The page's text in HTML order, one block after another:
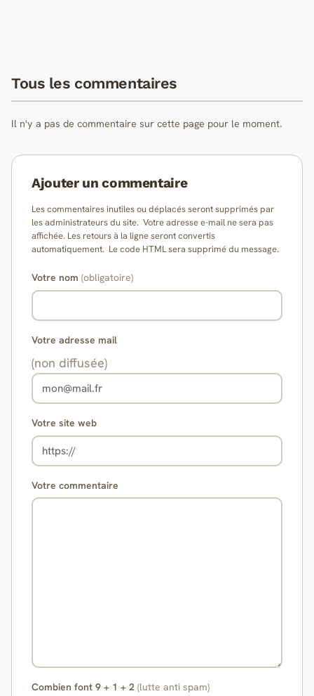
Tous les commentaires
Il n'y a pas de commentaire sur cette page pour le moment.
Ajouter un commentaire
Les commentaires inutiles ou déplacés seront supprimés par
les administrateurs du site. Votre adresse e-mail ne sera pas
affichée. Les retours à la ligne seront convertis
automatiquement. Le code HTML sera supprimé du message.
Votre nom (obligatoire)
Votre adresse mail
(non diffusée)
Votre site web
Votre commentaire
Combien font 9 + 1 + 2 (lutte anti spam)